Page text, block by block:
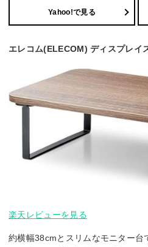
Yahoo!で見る
エレコム(ELECOM) ディスプレイ
楽天レビューを見る
約横幅38cmとスリムなモニター台